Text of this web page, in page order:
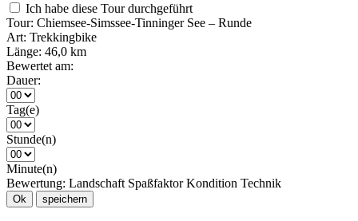
Ich habe diese Tour durchgeführt
Tour: Chiemsee-Simssee-Tinninger See – Runde
Art: Trekkingbike
Länge: 46,0 km
Bewertet am:
Dauer:
Tag(e)
Stunde(n)
Minute(n)
Bewertung: Landschaft Spaßfaktor Kondition Technik
Ok speichern